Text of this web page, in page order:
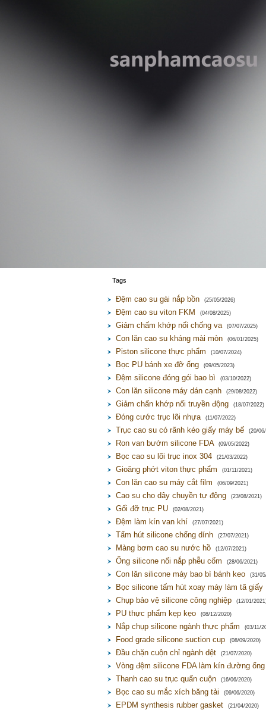
Tags
Đệm cao su gài nắp bồn (25/05/2026)
Đệm cao su viton FKM (04/08/2025)
Giảm chấm khớp nối chống va (07/07/2025)
Con lăn cao su kháng mài mòn (06/01/2025)
Piston silicone thực phẩm (10/07/2024)
Bọc PU bánh xe đỡ ống (09/05/2023)
Đệm silicone đóng gói bao bì (03/10/2022)
Con lăn silicone máy dán cạnh (29/08/2022)
Giảm chấn khớp nối truyền động (18/07/2022)
Đóng cước trục lõi nhựa (11/07/2022)
Trục cao su có rãnh kéo giấy máy bế (20/
Ron van bướm silicone FDA (09/05/2022)
Bọc cao su lõi trục inox 304 (21/03/2022)
Gioăng phớt viton thực phẩm (01/11/2021)
Con lăn cao su máy cắt film (06/09/2021)
Cao su cho dây chuyền tự động (23/08/2021)
Gối đỡ trục PU (02/08/2021)
Đệm làm kín van khí (27/07/2021)
Tấm hút silicone chống dính (27/07/2021)
Màng bơm cao su nước hồ (12/07/2021)
Ống silicone nối nắp phễu cốm (28/06/2021)
Con lăn silicone máy bao bì bánh keo (31/
Bọc silicone tấm hút xoay máy làm tã giấy
Chụp bảo vệ silicone công nghiệp
(12/01/
PU thực phẩm kẹp kẹo (08/12/2020)
Nắp chụp silicone ngành thực phẩm (03/11/
Food grade silicone suction cup (08/09/2020)
Đầu chặn cuộn chỉ ngành dệt (21/07/2020)
Vòng đệm silicone FDA làm kín đường ống
Thanh cao su trục quấn cuộn
(16/06/2020)
Bọc cao su mắc xích băng tải (09/06/2020)
EPDM synthesis rubber gasket (21/04/2020)